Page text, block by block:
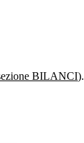
BILANCI).